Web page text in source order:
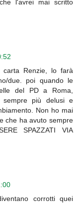
l'avrei mai scritto
Renzie, lo farà
due. poi quando le
del PD a Roma,
più delusi e
Non ho mai
che ha avuto sempre
SPAZZATI VIA
corrotti quei